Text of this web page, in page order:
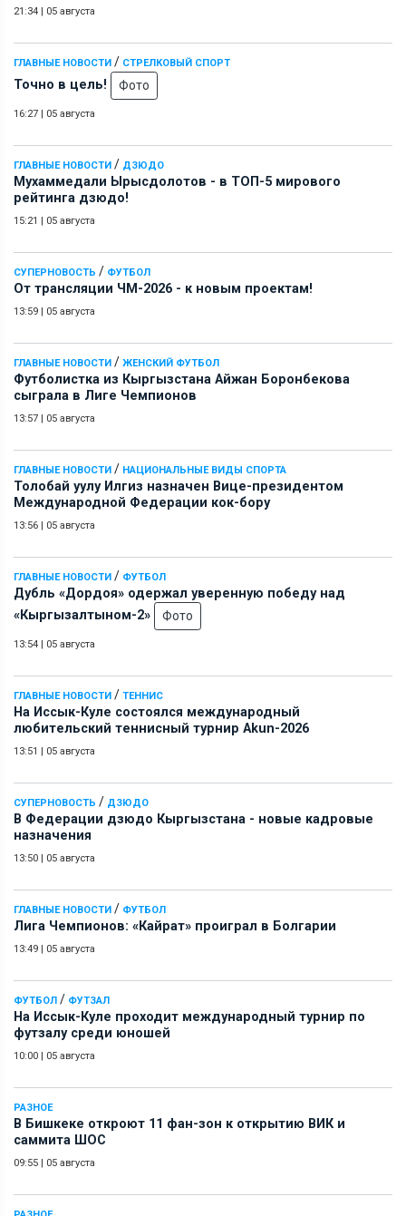
21:34 | 05 августа
ГЛАВНЫЕ НОВОСТИ / СТРЕЛКОВЫЙ СПОРТ
Точно в цель! Фото
16:27 | 05 августа
ГЛАВНЫЕ НОВОСТИ / ДЗЮДО
Мухаммедали Ырысдолотов - в ТОП-5 мирового
рейтинга дзюдо!
15:21 | 05 августа
СУПЕРНОВОСТЬ / ФУТБОЛ
От трансляции ЧМ-2026 - к новым проектам!
13:59 | 05 августа
ГЛАВНЫЕ НОВОСТИ / ЖЕНСКИЙ ФУТБОЛ
Футболистка из Кыргызстана Айжан Боронбекова
сыграла в Лиге Чемпионов
13:57 | 05 августа
ГЛАВНЫЕ НОВОСТИ / НАЦИОНАЛЬНЫЕ ВИДЫ СПОРТА
Толобай уулу Илгиз назначен Вице-президентом
Международной Федерации кок-бору
13:56 | 05 августа
ГЛАВНЫЕ НОВОСТИ / ФУТБОЛ
Дубль «Дордоя» одержал уверенную победу над
«Кыргызалтыном-2»
Фото
13:54 | 05 августа
ГЛАВНЫЕ НОВОСТИ / ТЕННИС
На Иссык-Куле состоялся международный
любительский теннисный турнир Akun-2026
13:51 | 05 августа
СУПЕРНОВОСТЬ / ДЗЮДО
В Федерации дзюдо Кыргызстана - новые кадровые
назначения
13:50 | 05 августа
ГЛАВНЫЕ НОВОСТИ / ФУТБОЛ
Лига Чемпионов: «Кайрат» проиграл в Болгарии
13:49 | 05 августа
ФУТБОЛ / ФУТЗАЛ
На Иссык-Куле проходит международный турнир по
футзалу среди юношей
10:00 | 05 августа
РАЗНОЕ
В Бишкеке откроют 11 фан-зон к открытию ВИК и
саммита ШОС
09:55 | 05 августа